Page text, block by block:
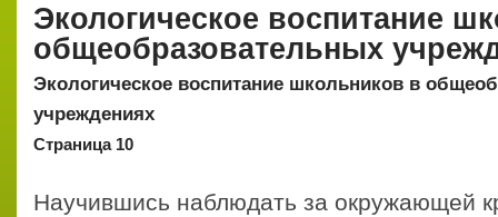
Экологическое воспитание
общеобразовательных
Экологическое воспитание школьников в
учреждениях
Страница 10
Научившись наблюдать за окружающей